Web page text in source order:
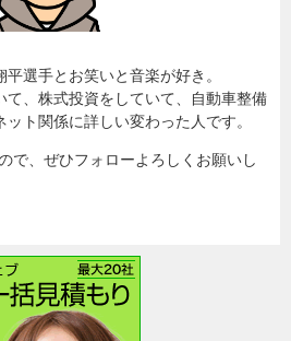
選手とお笑いと音楽が好き。
て、株式投資をしていて、自動車整備
ト関係に詳しい変わった人です。
で、ぜひフォローよろしくお願いし